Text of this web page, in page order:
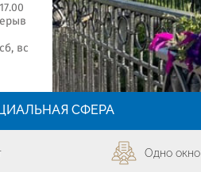
вс
СФЕРА
Одно окно